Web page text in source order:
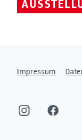
Impressum